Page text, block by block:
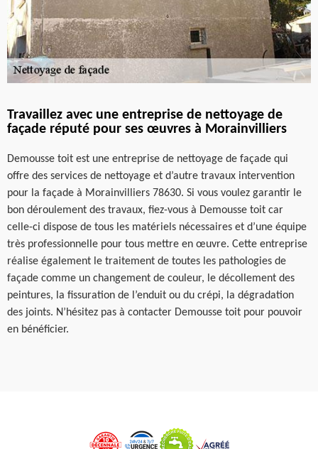
Travaillez avec une entreprise de nettoyage de
façade réputé pour ses œuvres à Morainvilliers
Demousse toit est une entreprise de nettoyage de façade qui
offre des services de nettoyage et d’autre travaux intervention
pour la façade à Morainvilliers 78630. Si vous voulez garantir le
bon déroulement des travaux, fiez-vous à Demousse toit car
celle-ci dispose de tous les matériels nécessaires et d’une équipe
très professionnelle pour tous mettre en œuvre. Cette entreprise
réalise également le traitement de toutes les pathologies de
façade comme un changement de couleur, le décollement des
peintures, la fissuration de l’enduit ou du crépi, la dégradation
des joints. N’hésitez pas à contacter Demousse toit pour pouvoir
en bénéficier.